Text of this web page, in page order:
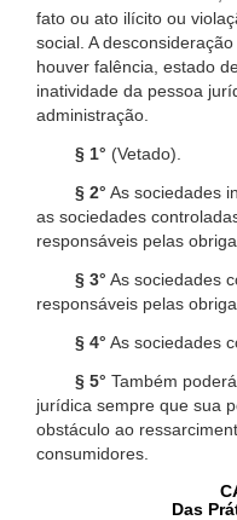
fato ou ato ilícito ou
social. A
houver falência, estado
inatividade da pessoa
administração.
§ 1° (Vetado).
§ 2° As sociedades
as sociedades
responsáveis pelas
§ 3° As sociedades
responsáveis pelas
§ 4° As sociedades
§ 5° Também
jurídica sempre que sua
obstáculo ao
consumidores.
Das